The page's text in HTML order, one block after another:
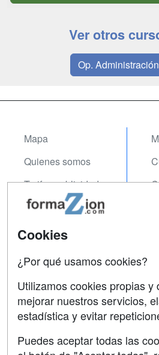
Ver otros
Op.
Mapa
Quienes somos
Tarifas publicidad
Acceso Usuarios
Acceso Centros
Contactar
Confidencialidad
Aviso legal
Copyleft
Cookies
¿Por qué usamos cookies?
Utilizamos cookies propias y
mejorar nuestros servicios,
estadística y evitar
Puedes aceptar todas las